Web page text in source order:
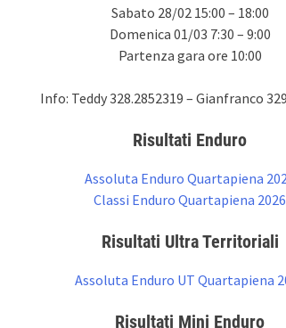
Sabato 28/02 15:00 – 18:00
Domenica 01/03 7:30 – 9:00
Partenza gara ore 10:00
Info: Teddy 328.2852319 – Gianfranco
Risultati Enduro
Assoluta Enduro Quartapiena
Classi Enduro Quartapiena 2026
Risultati Ultra Territoriali
Assoluta Enduro UT Quartapiena
Risultati Mini Enduro